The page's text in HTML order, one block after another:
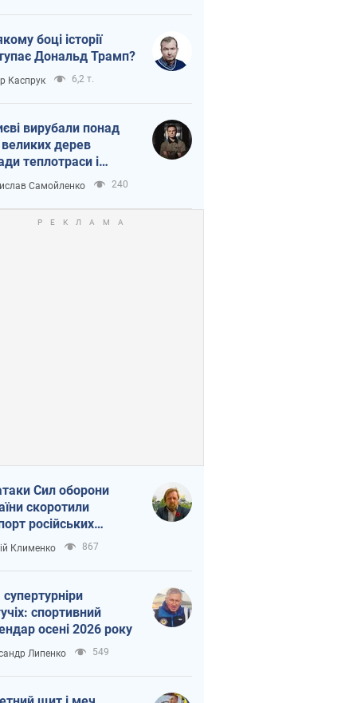
боці історії
Дональд Трамп?
Каспрук 6,2 т.
вирубали понад
дерев
теплотраси і
Генплану
Самойленко 240
Сил оборони
скоротили
російських
Клименко 867
спортивний
осені 2026 року
Липенко 549